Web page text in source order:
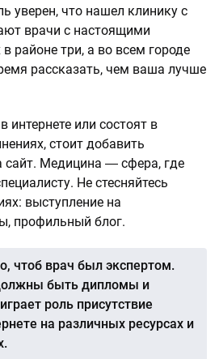
уверен, что нашел клинику с
врачи с настоящими
районе три, а во всем городе
рассказать, чем ваша лучше
интернете или состоят в
стоит добавить
Медицина ― сфера, где
Не стесняйтесь
выступление на
профильный блог.
чтоб врач был экспертом.
быть дипломы и
роль присутствие
на различных ресурсах и